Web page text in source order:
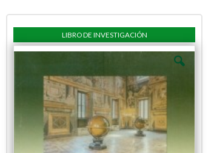
LIBRO DE INVESTIGACIÓN